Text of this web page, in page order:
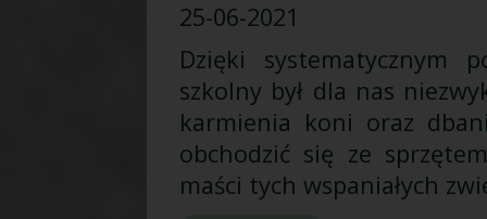
25-06-2021
Dzięki
szkolny był dla nas
karmienia koni oraz
obchodzić się ze
maści tych wspaniałych